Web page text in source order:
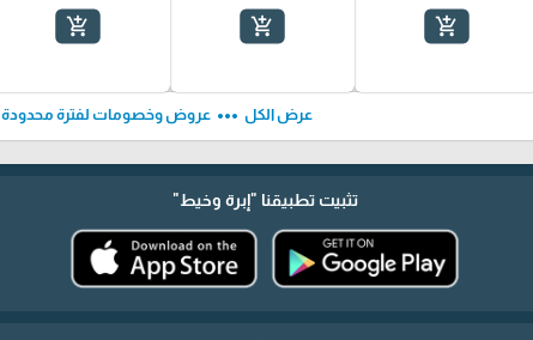
add_shopping_cart
add_shopping_cart
add_shopping_cart
عرض الكل more_horiz عروض وخصومات لفترة محدودة
تثبيت تطبيقنا "إبرة وخيط"